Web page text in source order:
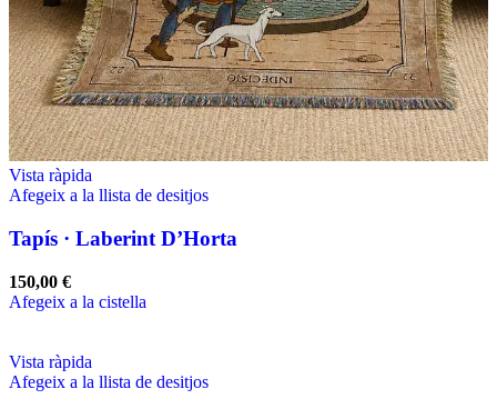
Vista ràpida
Afegeix a la llista de desitjos
Tapís · Laberint D’Horta
150,00 €
Afegeix a la cistella
Vista ràpida
Afegeix a la llista de desitjos